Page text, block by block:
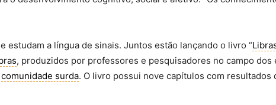
a língua de sinais. Juntos estão lançando o livro “
, produzidos por professores e pesquisadores no campo dos
comunidade surda. O livro possui nove capítulos com resultados